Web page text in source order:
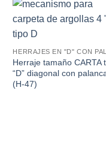
Herraje tamaño CARTA
“D” diagonal con
(H-47)